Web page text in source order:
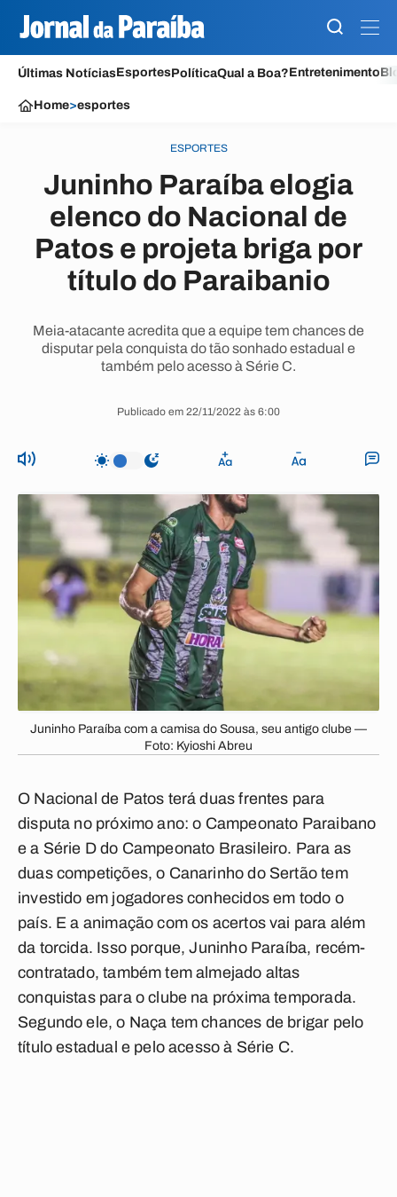
Últimas NotíciasEsportesPolíticaQual a Boa?Entretenimento
Home>esportes
ESPORTES
Juninho Paraíba elogia
elenco do Nacional de
Patos e projeta briga por
título do Paraibanio
Meia-atacante acredita que a equipe tem chances de
disputar pela conquista do tão sonhado estadual e
também pelo acesso à Série C.
Publicado em 22/11/2022 às 6:00
Juninho Paraíba com a camisa do Sousa, seu antigo clube —
Foto: Kyioshi Abreu
O Nacional de Patos terá duas frentes para
disputa no próximo ano: o Campeonato Paraibano
e a Série D do Campeonato Brasileiro. Para as
duas competições, o Canarinho do Sertão tem
investido em jogadores conhecidos em todo o
país. E a animação com os acertos vai para além
da torcida. Isso porque, Juninho Paraíba, recém-
contratado, também tem almejado altas
conquistas para o clube na próxima temporada.
Segundo ele, o Naça tem chances de brigar pelo
título estadual e pelo acesso à Série C.